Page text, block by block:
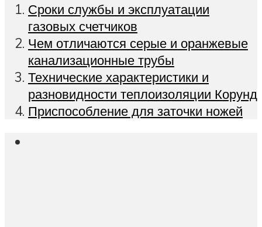
Сроки службы и эксплуатации
газовых счетчиков
Чем отличаются серые и оранжевые
канализационные трубы
Технические характеристики и
разновидности теплоизоляции Корунд
Приспособление для заточки ножей